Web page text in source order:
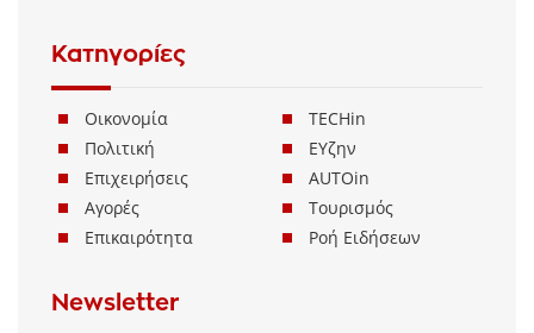
Κατηγορίες
Οικονομία
Πολιτική
Επιχειρήσεις
Αγορές
Επικαιρότητα
TECHin
ΕΥζην
AUTOin
Τουρισμός
Ροή Ειδήσεων
Newsletter